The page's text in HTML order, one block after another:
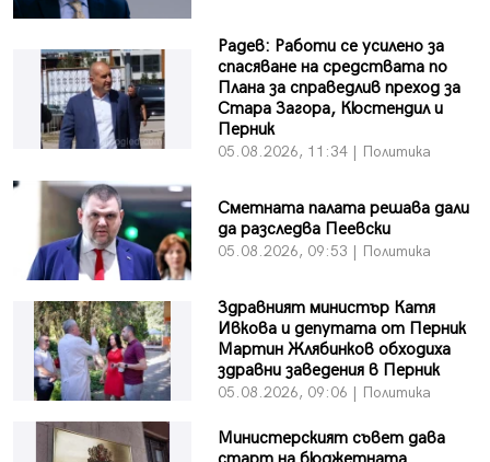
Радев: Работи се усилено за
спасяване на средствата по
Плана за справедлив преход за
Стара Загора, Кюстендил и
Перник
05.08.2026, 11:34 | Политика
Сметната палата решава дали
да разследва Пеевски
05.08.2026, 09:53 | Политика
Здравният министър Катя
Ивкова и депутата от Перник
Мартин Жлябинков обходиха
здравни заведения в Перник
05.08.2026, 09:06 | Политика
Министерският съвет дава